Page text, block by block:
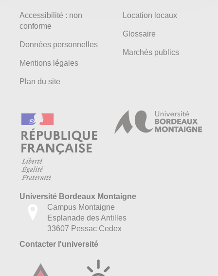
Accessibilité : non
conforme
Données personnelles
Mentions légales
Plan du site
Location locaux
Glossaire
Marchés publics
Université Bordeaux Montaigne
Campus Montaigne
Esplanade des Antilles
33607 Pessac Cedex
Contacter l'université